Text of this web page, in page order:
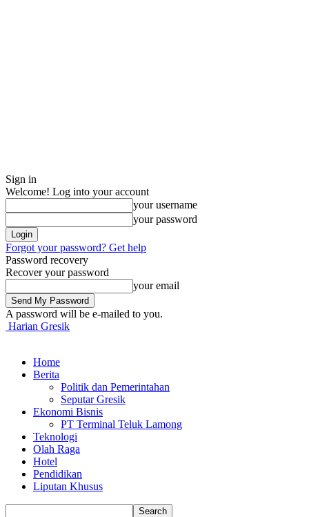
Sign in
Welcome! Log into your account
your username
your password
Forgot your password? Get help
Password recovery
Recover your password
your email
A password will be e-mailed to you.
Harian Gresik
Home
Berita
Politik dan Pemerintahan
Seputar Gresik
Ekonomi Bisnis
PT Terminal Teluk Lamong
Teknologi
Olah Raga
Hotel
Pendidikan
Liputan Khusus